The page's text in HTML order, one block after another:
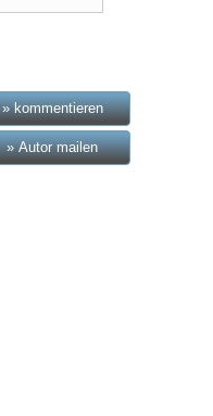
» kommentieren
» Autor mailen